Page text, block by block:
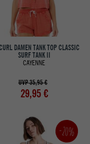
DAMEN TANK TOP CLASSIC
SURF TANK II
CAYENNE
UVP 35,95 €
29,95 €
-20%